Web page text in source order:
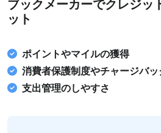
ブックメーカーでクレジッ
ット
ポイントやマイルの獲得
消費者保護制度やチャージバ
支出管理のしやすさ